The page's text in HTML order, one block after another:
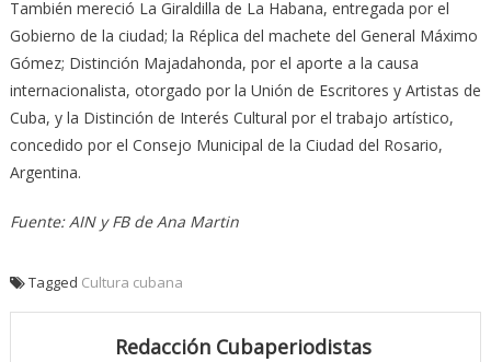
También mereció La Giraldilla de La Habana, entregada por el
Gobierno de la ciudad; la Réplica del machete del General Máximo
Gómez; Distinción Majadahonda, por el aporte a la causa
internacionalista, otorgado por la Unión de Escritores y Artistas de
Cuba, y la Distinción de Interés Cultural por el trabajo artístico,
concedido por el Consejo Municipal de la Ciudad del Rosario,
Argentina.
Fuente: AIN y FB de Ana Martin
Tagged Cultura cubana
Redacción Cubaperiodistas